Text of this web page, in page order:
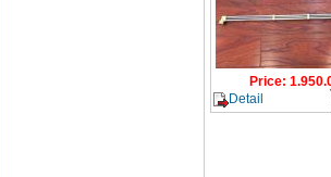
Price:
Detail